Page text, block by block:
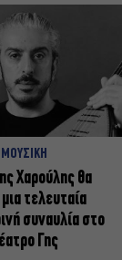
ΜΟΥΣΙΚΗ
Χαρούλης θα
τελευταία
συναυλία στο
Γης